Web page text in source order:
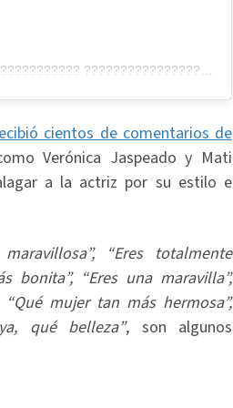
A post shared by ???????????????????? ???????????????????? ???????????????????????????? (@liviabritopes)
cientos de comentarios de
Verónica Jaspeado y Mati
a la actriz por su estilo e
“Eres totalmente
bonita”, “Eres una maravilla”,
“Qué mujer tan más hermosa”,
qué belleza”, son algunos